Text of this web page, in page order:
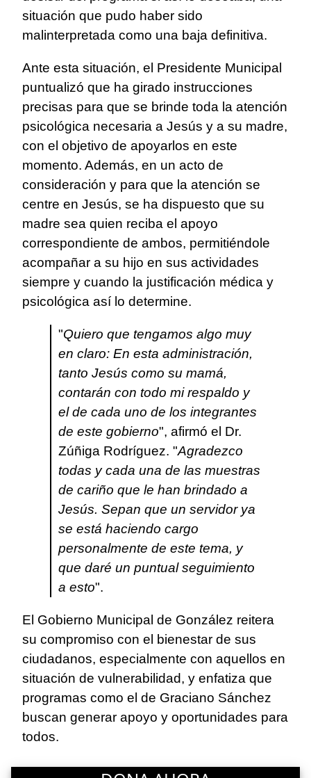
situación que pudo haber sido
malinterpretada como una baja definitiva.
Ante esta situación, el Presidente Municipal
puntualizó que ha girado instrucciones
precisas para que se brinde toda la atención
psicológica necesaria a Jesús y a su madre,
con el objetivo de apoyarlos en este
momento. Además, en un acto de
consideración y para que la atención se
centre en Jesús, se ha dispuesto que su
madre sea quien reciba el apoyo
correspondiente de ambos, permitiéndole
acompañar a su hijo en sus actividades
siempre y cuando la justificación médica y
psicológica así lo determine.
"Quiero que tengamos algo muy
en claro: En esta administración,
tanto Jesús como su mamá,
contarán con todo mi respaldo y
el de cada uno de los integrantes
de este gobierno", afirmó el Dr.
Zúñiga Rodríguez. "Agradezco
todas y cada una de las muestras
de cariño que le han brindado a
Jesús. Sepan que un servidor ya
se está haciendo cargo
personalmente de este tema, y
que daré un puntual seguimiento
a esto".
El Gobierno Municipal de González reitera
su compromiso con el bienestar de sus
ciudadanos, especialmente con aquellos en
situación de vulnerabilidad, y enfatiza que
programas como el de Graciano Sánchez
buscan generar apoyo y oportunidades para
todos.